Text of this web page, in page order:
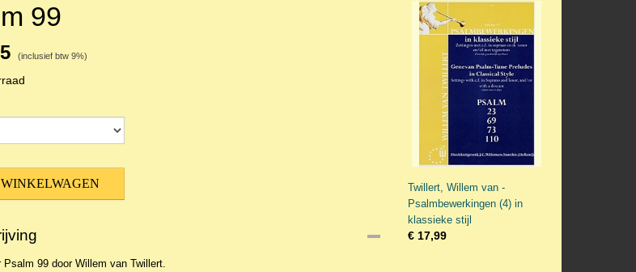
99
(inclusief btw 9%)
Psalm 99 door Willem van Twillert.
Twillert, Willem van -
Psalmbewerkingen (4) in
klassieke stijl
€ 17,99